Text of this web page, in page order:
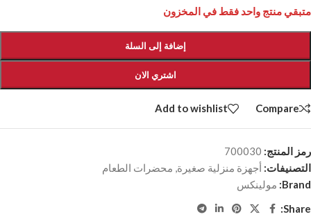
متبقي منتج واحد فقط في المخزون
إضافة إلى السلة
اشتري الان
Compare
Add to wishlist
رمز المنتج: 700030
التصنيفات: أجهزة منزلية صغيرة, محضرات الطعام
Brand: مولينكس
Share: